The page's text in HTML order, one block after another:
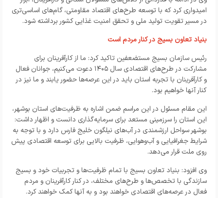
امیدواری کرد که با توسعه طرح‌های اقتصاد مقاومتی، گام‌های اساسی‌تری
در مسیر تقویت تولید ملی و تحقق امنیت غذایی کشور برداشته شود.
بنیاد تعاون بسیج در کنار مردم است
رئیس سازمان بسیج مستضعفین تاکید کرد: ما از کارآفرینان برای
مشارکت در طرح‌های اقتصادی سال ۱۴۰۵ دعوت می‌کنیم، جوانان فعال
و کارآفرینان با تجربه استان باید در این عرصه‌ها حضور یابند و ما نیز در
کنار آنها خواهیم بود.
این مقام مسئول در این مراسم ضمن اشاره به ظرفیت‌های استان بوشهر،
این استان را سرزمینی مستعد برای سرمایه‌گذاری دانست و اظهار داشت:
بوشهر سواحل ارزشمندی در آب‌های نیلگون خلیج فارس دارد و با توجه به
شرایط جغرافیایی و آب‌وهوایی، ظرفیت بالایی برای توسعه اقتصادی پیش
روی ملت قرار می‌دهد.
وی افزود: بنیاد تعاون بسیج با تمام ظرفیت‌ها و تجربیات خود و بسیج
سازندگی با تخصص‌ها و طرح‌های مختلف، در کنار کارآفرینان و مردم
فعال در عرصه‌های اقتصادی خواهند بود و به آنها کمک خواهند کرد.